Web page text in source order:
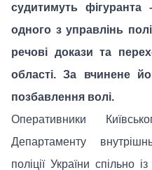
судитимуть
одного з управлінь
речові докази та
області. За вчинене
позбавлення волі.
Оперативники
Департаменту
поліції України спільно